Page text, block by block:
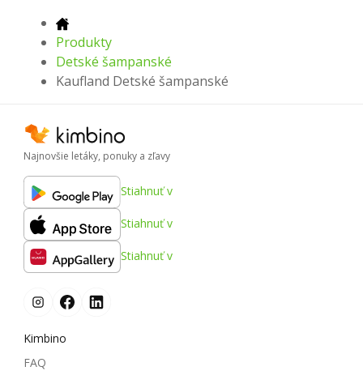
Produkty
Detské šampanské
Kaufland Detské šampanské
Najnovšie letáky, ponuky a zľavy
Stiahnuť v
Stiahnuť v
Stiahnuť v
Kimbino
FAQ